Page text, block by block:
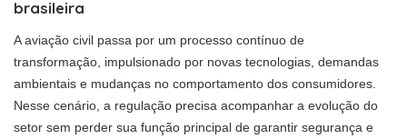
brasileira
A aviação civil passa por um processo contínuo de
transformação, impulsionado por novas tecnologias, demandas
ambientais e mudanças no comportamento dos consumidores.
Nesse cenário, a regulação precisa acompanhar a evolução do
setor sem perder sua função principal de garantir segurança e